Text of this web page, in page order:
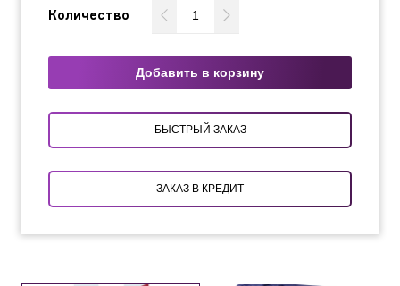
Количество
Добавить в корзину
БЫСТРЫЙ ЗАКАЗ
ЗАКАЗ В КРЕДИТ